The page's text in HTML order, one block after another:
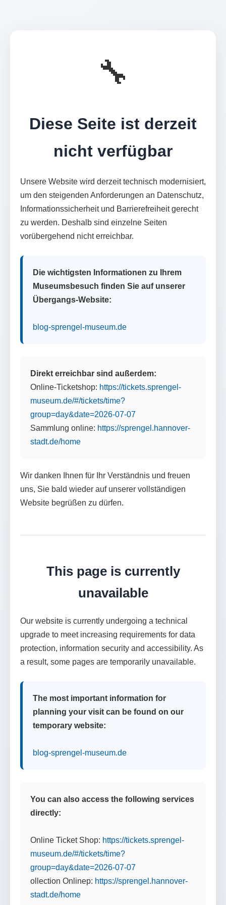
🔧
Diese Seite ist derzeit
nicht verfügbar
Unsere Website wird derzeit technisch modernisiert,
um den steigenden Anforderungen an Datenschutz,
Informationssicherheit und Barrierefreiheit gerecht
zu werden. Deshalb sind einzelne Seiten
vorübergehend nicht erreichbar.
Die wichtigsten Informationen zu Ihrem
Museumsbesuch finden Sie auf unserer
Übergangs-Website:
blog-sprengel-museum.de
Direkt erreichbar sind außerdem:
Online-Ticketshop: https://tickets.sprengel-
museum.de/#/tickets/time?
group=day&date=2026-07-07
Sammlung online: https://sprengel.hannover-
stadt.de/home
Wir danken Ihnen für Ihr Verständnis und freuen
uns, Sie bald wieder auf unserer vollständigen
Website begrüßen zu dürfen.
This page is currently
unavailable
Our website is currently undergoing a technical
upgrade to meet increasing requirements for data
protection, information security and accessibility. As
a result, some pages are temporarily unavailable.
The most important information for
planning your visit can be found on our
temporary website:
blog-sprengel-museum.de
You can also access the following services
directly:
Online Ticket Shop: https://tickets.sprengel-
museum.de/#/tickets/time?
group=day&date=2026-07-07
ollection Onlinep: https://sprengel.hannover-
stadt.de/home